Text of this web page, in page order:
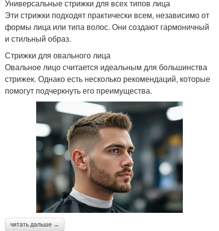
Универсальные стрижки для всех типов лица
Эти стрижки подходят практически всем, независимо от
формы лица или типа волос. Они создают гармоничный
и стильный образ.
Стрижки для овального лица
Овальное лицо считается идеальным для большинства
стрижек. Однако есть несколько рекомендаций, которые
помогут подчеркнуть его преимущества.
читать дальше →